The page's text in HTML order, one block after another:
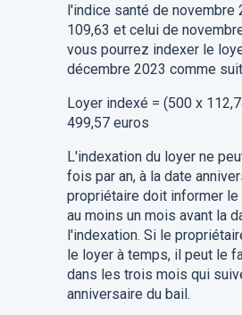
l'indice santé de novembre
109,63 et celui de
vous pourrez indexer le
décembre 2023 comme
Loyer indexé = (500 x
499,57 euros
L'indexation du loyer ne
fois par an, à la date
propriétaire doit informer
au moins un mois avant la
l'indexation. Si le
le loyer à temps, il peut le
dans les trois mois qui
anniversaire du bail.